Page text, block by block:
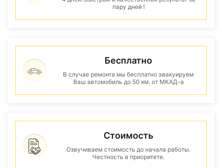
пару дней !
Бесплатно
В случае ремонта мы бесплатно эвакуируем
Ваш автомобиль до 50 км. от МКАД-а
Стоимость
Озвучиваем стоимость до начала работы.
Честность в приоритете.